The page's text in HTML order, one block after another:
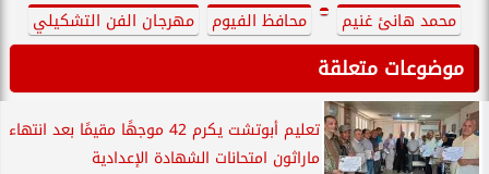
محمد هانئ غنيم محافظ الفيوم مهرجان الفن التشكيلي
موضوعات متعلقة
تعليم أبوتشت يكرم 42 موجهًا مقيمًا بعد انتهاء
ماراثون امتحانات الشهادة الإعدادية